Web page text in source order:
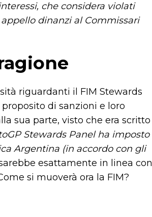
che considera violati
dinanzi al Commissari
riguardanti il FIM Stewards
di sanzioni e loro
sua parte, visto che era scritto
Stewards Panel ha imposto
Argentina (in accordo con gli
esattamente in linea con
si muoverà ora la FIM?